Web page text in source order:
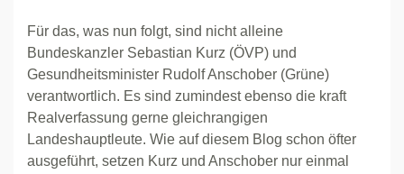
Für das, was nun folgt, sind nicht alleine
Bundeskanzler Sebastian Kurz (ÖVP) und
Gesundheitsminister Rudolf Anschober (Grüne)
verantwortlich. Es sind zumindest ebenso die kraft
Realverfassung gerne gleichrangigen
Landeshauptleute. Wie auf diesem Blog schon öfter
ausgeführt, setzen Kurz und Anschober nur einmal